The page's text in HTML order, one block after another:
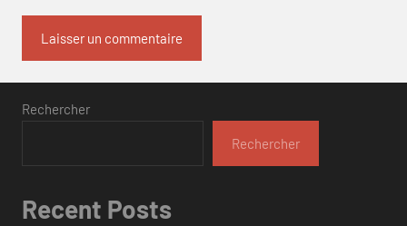
Rechercher
Rechercher
Recent Posts